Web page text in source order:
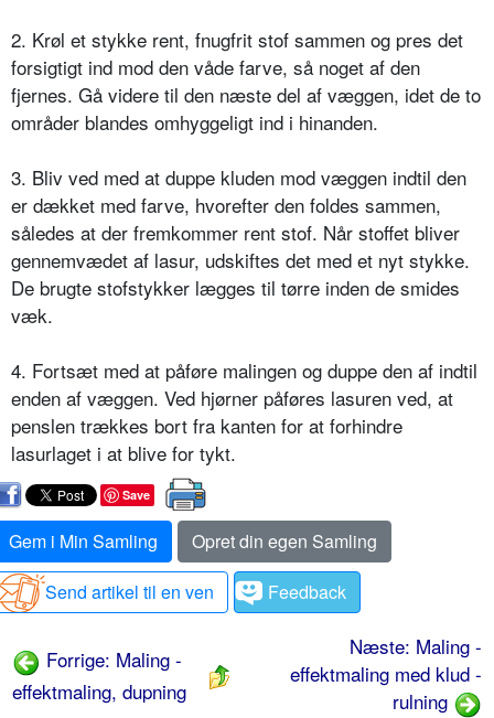
2. Krøl et stykke rent, fnugfrit stof sammen og pres det
forsigtigt ind mod den våde farve, så noget af den
fjernes. Gå videre til den næste del af væggen, idet de to
områder blandes omhyggeligt ind i hinanden.
3. Bliv ved med at duppe kluden mod væggen indtil den
er dækket med farve, hvorefter den foldes sammen,
således at der fremkommer rent stof. Når stoffet bliver
gennemvædet af lasur, udskiftes det med et nyt stykke.
De brugte stofstykker lægges til tørre inden de smides
væk.
4. Fortsæt med at påføre malingen og duppe den af indtil
enden af væggen. Ved hjørner påføres lasuren ved, at
penslen trækkes bort fra kanten for at forhindre
lasurlaget i at blive for tykt.
Save
Gem i Min Samling
Opret din egen Samling
Send artikel til en ven
Feedback
Forrige: Maling -
effektmaling, dupning
Næste: Maling -
effektmaling med klud -
rulning